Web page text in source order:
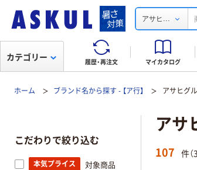
アサヒ ...
履歴・再注文 マイカタログ
カテゴリー
ホーム ブランド名から探す - 【ア行】 アサヒグル
アサ
107 件
こだわりで絞り込む
本気プライス 対象商品